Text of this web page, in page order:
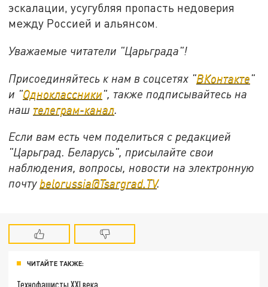
эскалации, усугубляя пропасть недоверия
между Россией и альянсом.
Уважаемые читатели "Царьграда"!
Присоединяйтесь к нам в соцсетях "ВКонтакте"
и "Одноклассники", также подписывайтесь на
наш телеграм-канал
Если вам есть чем поделиться с редакцией
"Царьград. Беларусь", присылайте свои
наблюдения, вопросы, новости на электронную
почту belorussia@Tsargrad.TV.
ЧИТАЙТЕ ТАКЖЕ:
Технофашисты XXI века